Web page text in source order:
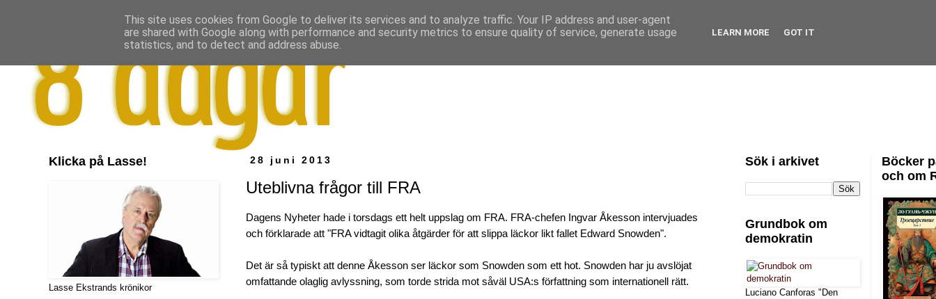
28 juni 2013
Uteblivna frågor till FRA
Dagens Nyheter hade i torsdags ett helt uppslag om FRA. FRA-chefen Ingvar Åkesson intervjuades
och förklarade att "FRA vidtagit olika åtgärder för att slippa läckor likt fallet Edward Snowden".
Det är så typiskt att denne Åkesson ser läckor som Snowden som ett hot. Snowden har ju avslöjat
omfattande olaglig avlyssning, som torde strida mot såväl USA:s författning som internationell rätt.
Klicka på Lasse!
Lasse Ekstrands krönikor
Sök i arkivet
Grundbok om
demokratin
Luciano Canforas "Den
Böcker
och om
This site uses cookies from Google to deliver its services and to analyze traffic. Your IP address and user-agent
are shared with Google along with performance and security metrics to ensure quality of service, generate usage
statistics, and to detect and address abuse.
LEARN MORE GOT IT